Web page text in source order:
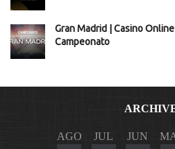
Gran Madrid | Casino
Campeonato
AGO
JUL
JUN